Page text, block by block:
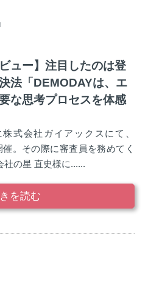
ュー】注目したのは登
法「DEMODAYは、エ
な思考プロセスを体感
式会社ガイアックスにて、
。その際に審査員を務めてく
社の星 直史様に......
を読む